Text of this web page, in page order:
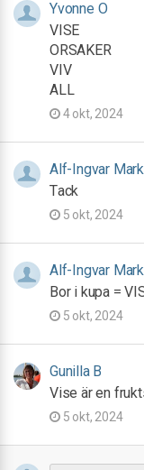
Yvonne O
VISE
ORSAKER
VIV
ALL
4 okt, 2024
Alf-Ingvar
Tack
5 okt, 2024
Alf-Ingvar
Bor i kupa =
5 okt, 2024
Gunilla B
Vise är en
5 okt, 2024